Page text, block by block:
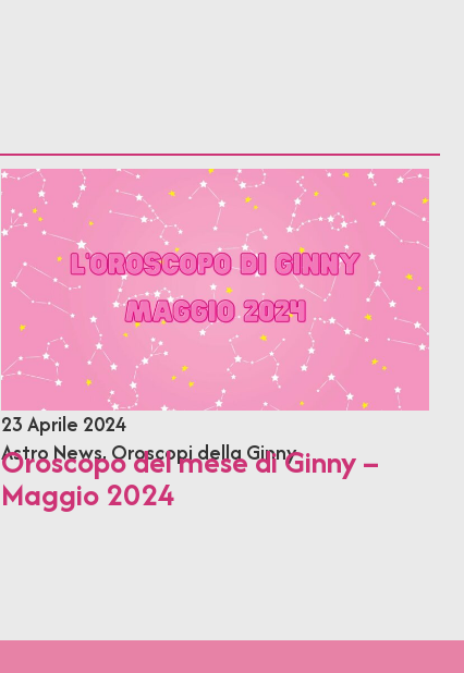
23 Aprile 2024
Astro News,Oroscopi della Ginny
Oroscopo del mese di Ginny –
Maggio 2024